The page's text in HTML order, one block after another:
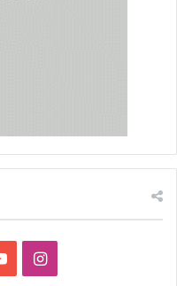
YouTubeInstagram